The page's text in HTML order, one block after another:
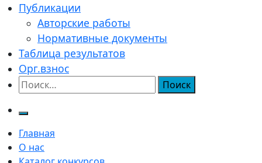
Публикации
Авторские работы
Нормативные документы
Таблица результатов
Орг.взнос
Найти:
Главная
О нас